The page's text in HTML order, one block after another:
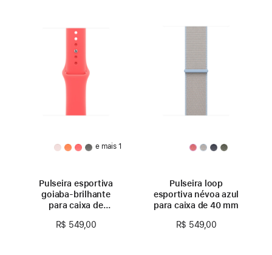
e mais 1
Pulseira esportiva
goiaba-brilhante
para caixa de
R$ 549,00
Pulseira loop
esportiva névoa azul
para caixa de 40 mm
R$ 549,00